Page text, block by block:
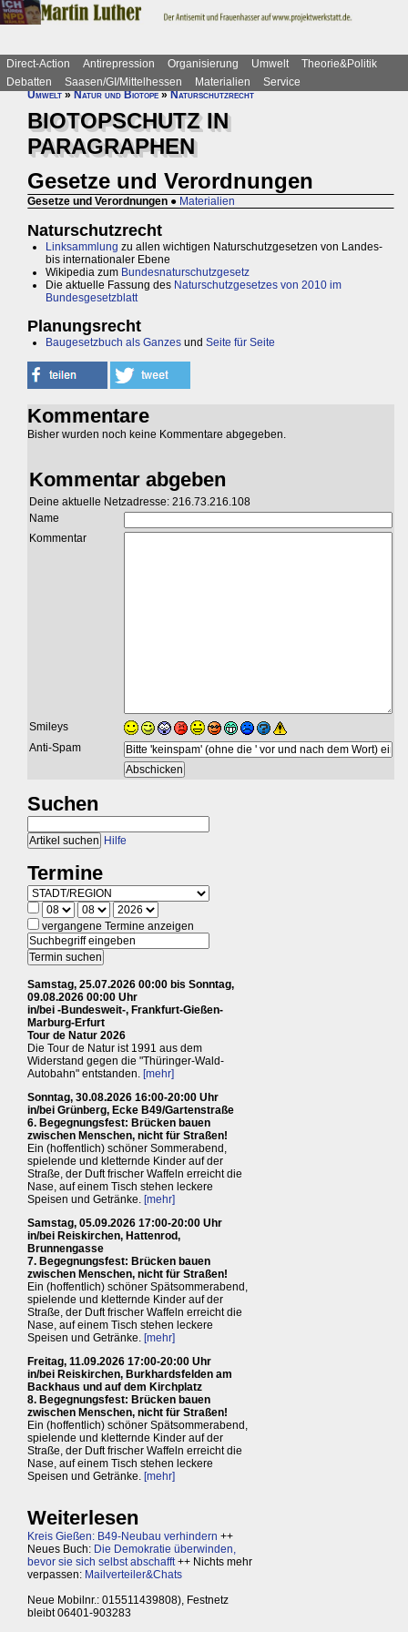
Direct-Action Antirepression Organisierung Umwelt
Theorie&Politik
Debatten
Saasen/GI/Mittelhessen Materialien
Service
Umwelt»Natur und Biotope»Naturschutzrecht
BIOTOPSCHUTZ IN
PARAGRAPHEN
Gesetze und Verordnungen
Gesetze und Verordnungen ● Materialien
Naturschutzrecht
Linksammlung zu allen wichtigen Naturschutzgesetzen von Landes-
bis internationaler Ebene
Wikipedia zum Bundesnaturschutzgesetz
Die aktuelle Fassung des Naturschutzgesetzes von 2010 im
Bundesgesetzblatt
Planungsrecht
Baugesetzbuch als Ganzes und Seite für Seite
Kommentare
Bisher wurden noch keine Kommentare abgegeben.
Kommentar abgeben
Deine aktuelle Netzadresse: 216.73.216.108
Name
Kommentar
Smileys
Anti-Spam
Suchen
Hilfe
Termine
vergangene Termine anzeigen
Samstag, 25.07.2026 00:00 bis Sonntag,
09.08.2026 00:00 Uhr
in/bei -Bundesweit-, Frankfurt-Gießen-
Marburg-Erfurt
Tour de Natur 2026
Die Tour de Natur ist 1991 aus dem
Widerstand gegen die "Thüringer-Wald-
Autobahn" entstanden. [mehr]
Sonntag, 30.08.2026 16:00-20:00 Uhr
in/bei Grünberg, Ecke B49/Gartenstraße
6. Begegnungsfest: Brücken bauen
zwischen Menschen, nicht für Straßen!
Ein (hoffentlich) schöner Sommerabend,
spielende und kletternde Kinder auf der
Straße, der Duft frischer Waffeln erreicht die
Nase, auf einem Tisch stehen leckere
Speisen und Getränke. [mehr]
Samstag, 05.09.2026 17:00-20:00 Uhr
in/bei Reiskirchen, Hattenrod,
Brunnengasse
7. Begegnungsfest: Brücken bauen
zwischen Menschen, nicht für Straßen!
Ein (hoffentlich) schöner Spätsommerabend,
spielende und kletternde Kinder auf der
Straße, der Duft frischer Waffeln erreicht die
Nase, auf einem Tisch stehen leckere
Speisen und Getränke. [mehr]
Freitag, 11.09.2026 17:00-20:00 Uhr
in/bei Reiskirchen, Burkhardsfelden am
Backhaus und auf dem Kirchplatz
8. Begegnungsfest: Brücken bauen
zwischen Menschen, nicht für Straßen!
Ein (hoffentlich) schöner Spätsommerabend,
spielende und kletternde Kinder auf der
Straße, der Duft frischer Waffeln erreicht die
Nase, auf einem Tisch stehen leckere
Speisen und Getränke. [mehr]
Weiterlesen
Kreis Gießen: B49-Neubau verhindern ++
Neues Buch: Die Demokratie überwinden,
bevor sie sich selbst abschafft++ Nichts mehr
verpassen: Mailverteiler&Chats
Neue Mobilnr.: 015511439808), Festnetz
bleibt 06401-903283